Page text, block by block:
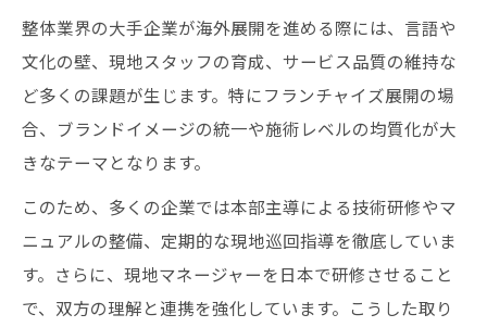
整体業界の大手企業が海外展開を進める際には、言語や
文化の壁、現地スタッフの育成、サービス品質の維持な
ど多くの課題が生じます。特にフランチャイズ展開の場
合、ブランドイメージの統一や施術レベルの均質化が大
きなテーマとなります。
このため、多くの企業では本部主導による技術研修やマ
ニュアルの整備、定期的な現地巡回指導を徹底していま
す。さらに、現地マネージャーを日本で研修させること
で、双方の理解と連携を強化しています。こうした取り